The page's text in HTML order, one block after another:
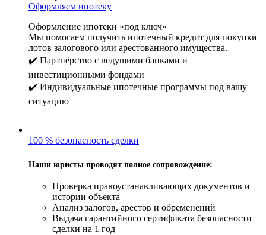
Оформляем ипотеку
Оформление ипотеки «под ключ»
Мы помогаем получить ипотечный кредит для покупки
лотов залогового или арестованного имущества.
✔️ Партнёрство с ведущими банками и
инвестиционными фондами
✔️ Индивидуальные ипотечные программы под вашу
ситуацию
100 % безопасность сделки
Наши юристы проводят полное сопровождение:
Проверка правоустанавливающих документов и
истории объекта
Анализ залогов, арестов и обременений
Выдача гарантийного сертификата безопасности
сделки на 1 год